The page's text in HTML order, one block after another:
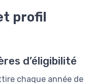
profil
d’éligibilité
chaque année de